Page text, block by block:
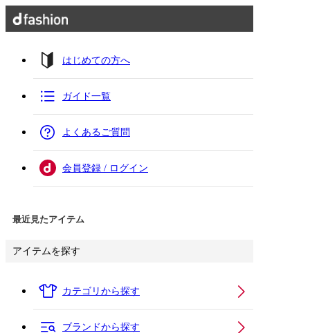
はじめての方へ
ガイド一覧
よくあるご質問
会員登録 / ログイン
最近見たアイテム
アイテムを探す
カテゴリから探す
ブランドから探す